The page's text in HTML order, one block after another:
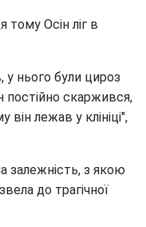
тому Осін ліг в
нього були цироз
постійно скаржився,
він лежав у клініці",
залежність, з якою
до трагічної